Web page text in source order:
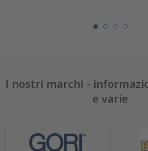
I nostri marchi -
e varie